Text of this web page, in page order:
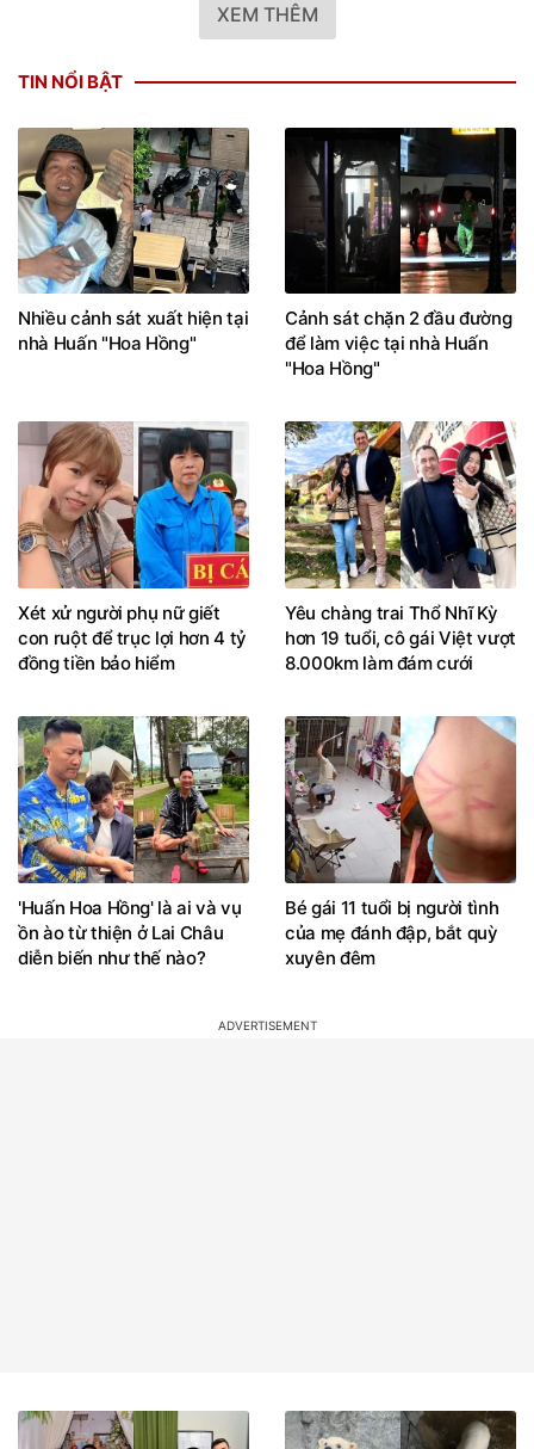
XEM THÊM
TIN NỔI BẬT
Nhiều cảnh sát xuất hiện tại
nhà Huấn "Hoa Hồng"
Cảnh sát chặn 2 đầu đường
để làm việc tại nhà Huấn
"Hoa Hồng"
Xét xử người phụ nữ giết
con ruột để trục lợi hơn 4 tỷ
đồng tiền bảo hiểm
Yêu chàng trai Thổ Nhĩ Kỳ
hơn 19 tuổi, cô gái Việt vượt
8.000km làm đám cưới
'Huấn Hoa Hồng' là ai và vụ
ồn ào từ thiện ở Lai Châu
diễn biến như thế nào?
Bé gái 11 tuổi bị người tình
của mẹ đánh đập, bắt quỳ
xuyên đêm